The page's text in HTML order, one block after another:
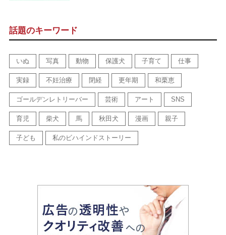
話題のキーワード
いぬ 写真 動物 保護犬 子育て 仕事
実録 不妊治療 閉経 更年期 和栗恵
ゴールデンレトリーバー 芸術 アート SNS
育児 柴犬 馬 秋田犬 漫画 親子
子ども 私のビハインドストーリー